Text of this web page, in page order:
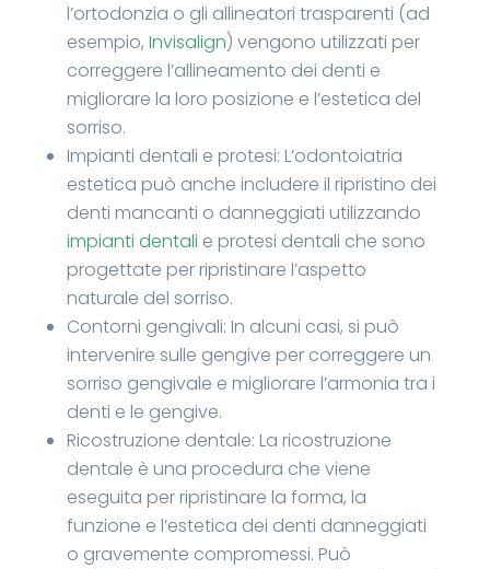
l’ortodonzia o gli allineatori trasparenti (ad
esempio, Invisalign) vengono utilizzati per
correggere l’allineamento dei denti e
migliorare la loro posizione e l’estetica del
sorriso.
Impianti dentali e protesi: L’odontoiatria
estetica può anche includere il ripristino dei
denti mancanti o danneggiati utilizzando
impianti dentali e protesi dentali che sono
progettate per ripristinare l’aspetto
naturale del sorriso.
Contorni gengivali: In alcuni casi, si può
intervenire sulle gengive per correggere un
sorriso gengivale e migliorare l’armonia tra i
denti e le gengive.
Ricostruzione dentale: La ricostruzione
dentale è una procedura che viene
eseguita per ripristinare la forma, la
funzione e l’estetica dei denti danneggiati
o gravemente compromessi. Può